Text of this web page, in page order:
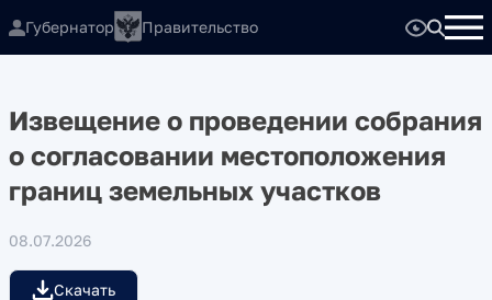
Губернатор Правительство
Извещение о проведении собрания
о согласовании местоположения
границ земельных участков
08.07.2026
Скачать